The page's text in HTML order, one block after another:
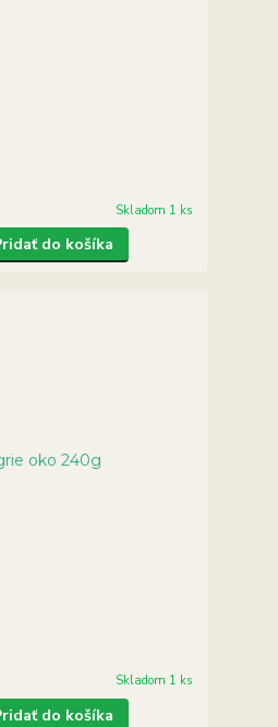
Skladom 1 ks
do košíka
Skladom 1 ks
do košíka